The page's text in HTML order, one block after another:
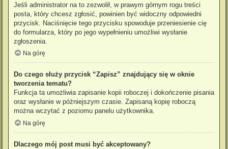
Jeśli administrator na to zezwolił, w prawym górnym rogu treści
posta, który chcesz zgłosić, powinien być widoczny odpowiedni
przycisk. Naciśnięcie tego przycisku spowoduje przeniesienie cię
do formularza, który po jego wypełnieniu umożliwi wysłanie
zgłoszenia.
Na górę
Do czego służy przycisk “Zapisz” znajdujący się w oknie
tworzenia tematu?
Funkcja ta umożliwia zapisanie kopii roboczej i dokończenie pisania
oraz wysłanie w późniejszym czasie. Zapisaną kopię roboczą
można wczytać z poziomu panelu użytkownika.
Na górę
Dlaczego mój post musi być akceptowany?